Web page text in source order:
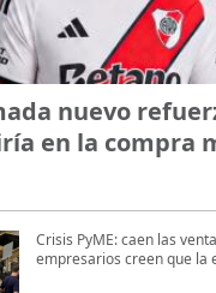
nuevo
en la compra
Crisis PyME: caen las
empresarios creen que la